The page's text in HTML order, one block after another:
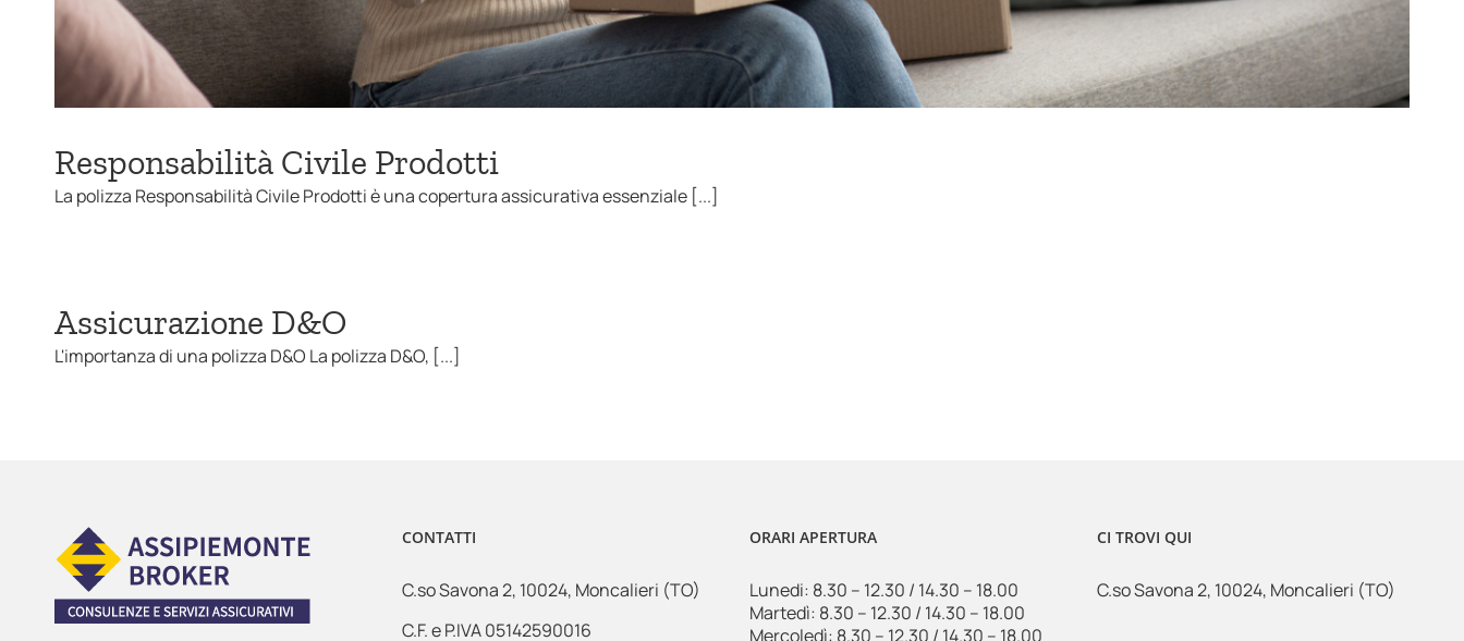
Responsabilità Civile Prodotti
La polizza Responsabilità Civile Prodotti è una copertura assicurativa essenziale [...]
Assicurazione D&O
L'importanza di una polizza D&O La polizza D&O, [...]
CONTATTI
C.so Savona 2, 10024, Moncalieri (TO)
C.F. e P.IVA 05142590016
ORARI APERTURA
Lunedi: 8.30 – 12.30 / 14.30 – 18.00
Martedì: 8.30 – 12.30 / 14.30 – 18.00
Mercoledì: 8.30 – 12.30 / 14.30 – 18.00
CI TROVI QUI
C.so Savona 2, 10024, Moncalieri (TO)